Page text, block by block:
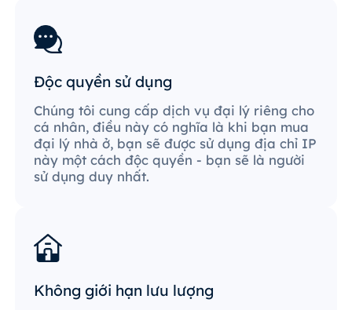
Độc quyền sử dụng
Chúng tôi cung cấp dịch vụ đại lý riêng cho
cá nhân, điều này có nghĩa là khi bạn mua
đại lý nhà ở, bạn sẽ được sử dụng địa chỉ IP
này một cách độc quyền - bạn sẽ là người
sử dụng duy nhất.
Không giới hạn lưu lượng